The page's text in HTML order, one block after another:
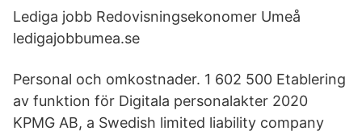
Lediga jobb Redovisningsekonomer Umeå
ledigajobbumea.se
Personal och omkostnader. 1 602 500 Etablering
av funktion för Digitala personalakter 2020
KPMG AB, a Swedish limited liability company